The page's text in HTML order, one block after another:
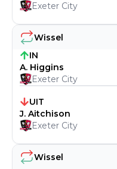
Wissel
Wissel
IN
A. Higgins
Exeter City
UIT
J. Aitchison
Exeter City
Exeter City